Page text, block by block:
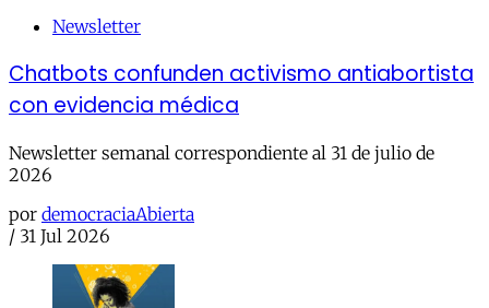
Newsletter
Chatbots confunden activismo antiabortista
con evidencia médica
Newsletter semanal correspondiente al 31 de julio de
2026
por democraciaAbierta
/ 31 Jul 2026